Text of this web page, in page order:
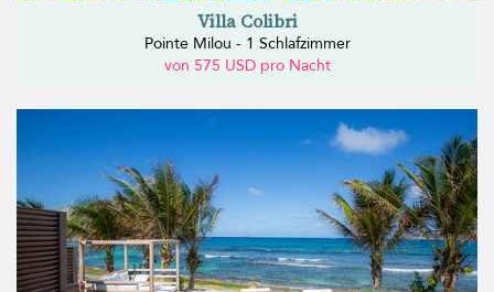
Villa Colibri
Pointe Milou - 1 Schlafzimmer
von 575 USD pro Nacht